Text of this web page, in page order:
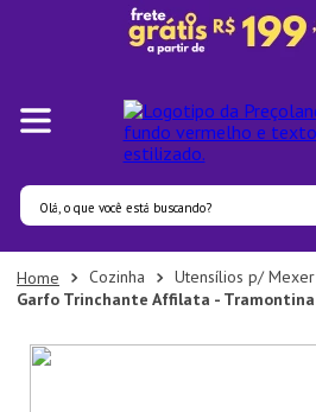
Olá, o que você está buscando?
Cozinha Utensílios p/ Mexer
Garfo Trinchante Affilata - Tramontina
Termos mais buscados
1º
Panelas
2º
Pratos